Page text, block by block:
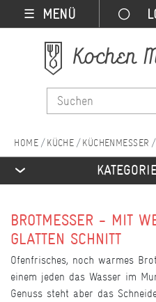
☰ MENÜ
KÜCHE KÜCHENMESSER
BROTMESSER - MIT
GLATTEN SCHNITT
Ofenfrisches, noch warmes
einem jeden das Wasser im
Genuss steht aber das